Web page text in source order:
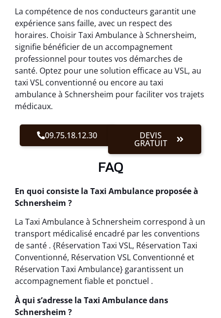
La compétence de nos conducteurs garantit une
expérience sans faille, avec un respect des
horaires. Choisir Taxi Ambulance à Schnersheim,
signifie bénéficier de un accompagnement
professionnel pour toutes vos démarches de
santé. Optez pour une solution efficace au VSL, au
taxi VSL conventionné ou encore au taxi
ambulance à Schnersheim pour faciliter vos trajets
médicaux.
09.75.18.12.30 DEVIS
GRATUIT
FAQ
En quoi consiste la Taxi Ambulance proposée à
Schnersheim ?
La Taxi Ambulance à Schnersheim correspond à un
transport médicalisé encadré par les conventions
de santé . {Réservation Taxi VSL, Réservation Taxi
Conventionné, Réservation VSL Conventionné et
Réservation Taxi Ambulance} garantissent un
accompagnement fiable et ponctuel .
À qui s’adresse la Taxi Ambulance dans
Schnersheim ?